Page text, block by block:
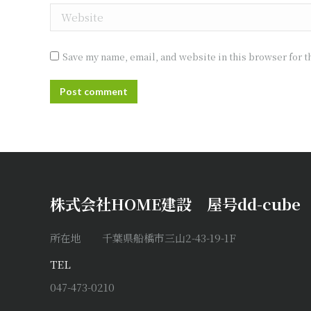
Website
Save my name, email, and website in this browser for
Post comment
株式会社HOME建設 屋号dd-cube
所在地 千葉県船橋市三山2-43-19-1F
TEL
047-473-0210